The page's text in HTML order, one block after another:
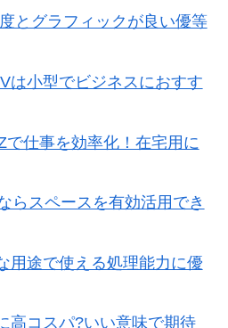
とグラフィックが良い優等
は小型でビジネスにおすす
で仕事を効率化！在宅用に
らスペースを有効活用でき
用途で使える処理能力に優
高コスパ?いい意味で期待